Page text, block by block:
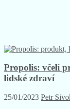
Propolis: včelí
lidské zdraví
25/01/2023 Petr